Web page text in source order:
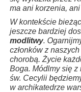
ma ani korzenia,
W kontekście
jeszcze bardziej
modlitwy.
członków z
chorobą. Życie
Boga. Módlmy się z
św. Cecylii
w archikatedrze